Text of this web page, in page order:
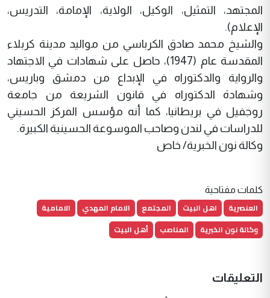
المجتهد، التمثيل، الوكيل، الولاية، الإمامة، التدريس،
الإعلام).
والشيخ محمد صادق الكرباسي من مواليد مدينة كربلاء
المقدسة عام (1947)، حاصل على شهادات في الاجتهاد
والرواية والدكتوراه في الإبداع من دمشق وباريس،
وشهادة الدكتوراه في قانون الشريعة من جامعة
روجفيل في بريطانيا، كما أنه مؤسس المركز الحسيني
للدراسات في لندن وصاحب الموسوعة الحسينية الكبيرة.
وكالة نون الخبرية/ خاص
كلمات مفتاحية
العنصرية اهل البيت المجتمع الامام المهدي
الامامية
وكالة نون الخبرية
المناصب أهل البيت
التعليقات